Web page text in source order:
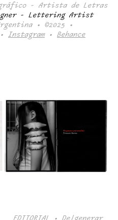
- Artista de Letras
- Lettering Artist
• ©2025 •
Instagram• Behance